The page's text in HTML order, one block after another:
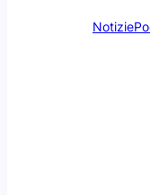
Notizie